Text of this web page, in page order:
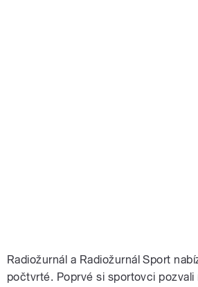
Radiožurnál a Radiožurnál Sport
počtvrté. Poprvé si sportovci